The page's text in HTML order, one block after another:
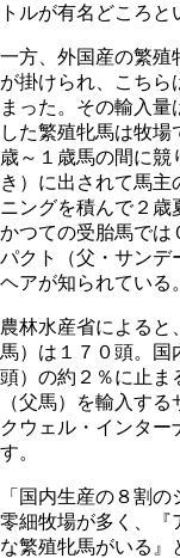
トルが有名どころと
一方、外国産の繁殖
が掛けられ、こちら
まった。その輸入
した繁殖牝馬は牧
歳～１歳馬の間に競
き）に出されて馬
ニングを積んで２歳
かつての受胎馬では
パクト（父・サンデ
ヘアが知られている。
農林水産省によると
馬）は１７０頭。国
頭）の約２％に止
（父馬）を輸入す
クウェル・インタ
す。
「国内生産の８割
零細牧場が多く、『
な繁殖牝馬がいる』